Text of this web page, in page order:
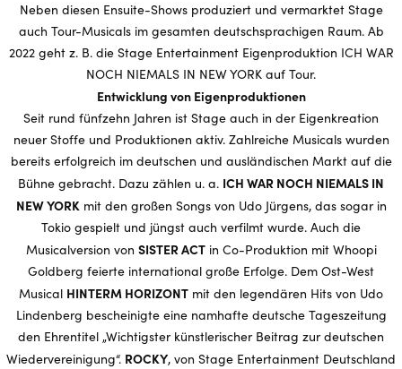
Neben diesen Ensuite-Shows produziert und vermarktet Stage
auch Tour-Musicals im gesamten deutschsprachigen Raum. Ab
2022 geht z. B. die Stage Entertainment Eigenproduktion ICH WAR
NOCH NIEMALS IN NEW YORK auf Tour.
Entwicklung von Eigenproduktionen
Seit rund fünfzehn Jahren ist Stage auch in der Eigenkreation
neuer Stoffe und Produktionen aktiv. Zahlreiche Musicals wurden
bereits erfolgreich im deutschen und ausländischen Markt auf die
Bühne gebracht. Dazu zählen u. a. ICH WAR NOCH NIEMALS IN
NEW YORKmit den großen Songs von Udo Jürgens, das sogar in
Tokio gespielt und jüngst auch verfilmt wurde. Auch die
Musicalversion von SISTER ACTin Co-Produktion mit Whoopi
Goldberg feierte international große Erfolge. Dem Ost-West
Musical HINTERM HORIZONT mit den legendären Hits von Udo
Lindenberg bescheinigte eine namhafte deutsche Tageszeitung
den Ehrentitel „Wichtigster künstlerischer Beitrag zur deutschen
Wiedervereinigung“. ROCKY, von Stage Entertainment Deutschland